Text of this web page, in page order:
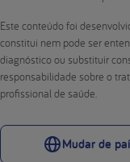
Este conteúdo foi
constitui nem pode ser
diagnóstico ou substituir
responsabilidade sobre o
profissional de saúde.
Mudar de